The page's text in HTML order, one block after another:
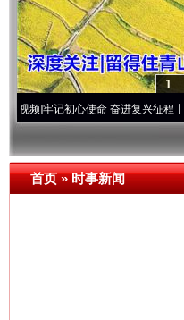
1
初心使命 奋进复兴征程丨宝塔山下
首页»时事新闻